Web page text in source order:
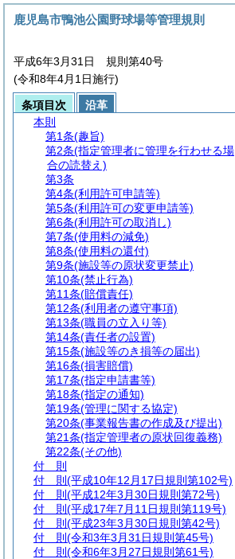
鹿児島市鴨池公園野球場等管理規則
平成6年3月31日 規則第40号
(令和8年4月1日施行)
条項目次
沿革
本則
第1条(趣旨)
第2条(指定管理者に管理を行わせる場
合の読替え)
第3条
第4条(利用許可申請等)
第5条(利用許可の変更申請等)
第6条(利用許可の取消し)
第7条(使用料の減免)
第8条(使用料の還付)
第9条(施設等の原状変更禁止)
第10条(禁止行為)
第11条(賠償責任)
第12条(利用者の遵守事項)
第13条(職員の立入り等)
第14条(責任者の設置)
第15条(施設等のき損等の届出)
第16条(損害賠償)
第17条(指定申請書等)
第18条(指定の通知)
第19条(管理に関する協定)
第20条(事業報告書の作成及び提出)
第21条(指定管理者の原状回復義務)
第22条(その他)
付 則
付 則 (平成10年12月17日規則第102号)
付 則 (平成12年3月30日規則第72号)
付 則 (平成17年7月11日規則第119号)
付 則 (平成23年3月30日規則第42号)
付 則 (令和3年3月31日規則第45号)
付 則 (令和6年3月27日規則第61号)